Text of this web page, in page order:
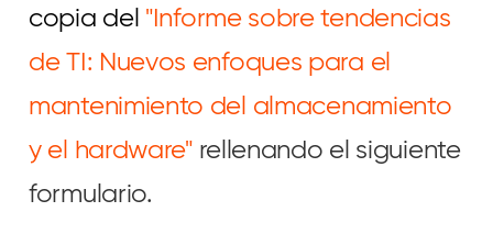
copia del "Informe sobre tendencias
de TI: Nuevos enfoques para el
mantenimiento del almacenamiento
y el hardware"rellenando el siguiente
formulario.